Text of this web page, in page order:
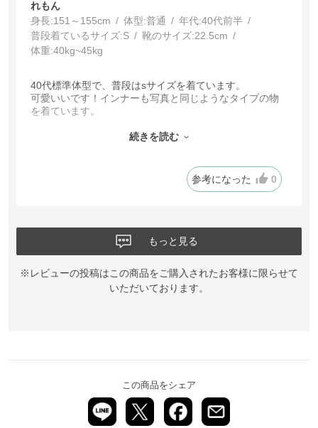
れもん
身長:151～155cm 体型:普通 年代:40代前半
普段着ているサイズ:S 靴のサイズ:22.5cm
体重:40kg~45kg
40代標準体型で、普段はsサイズを着ています。
可愛いいです！インナーも写真と同じようなタイプの物
を着ています。
って着ても可愛く見えます。
続きを読む
参考になった 0
もっと見る
※レビューの投稿はこの商品をご購入されたお客様に限らせて
いただいております。
この商品をシェア